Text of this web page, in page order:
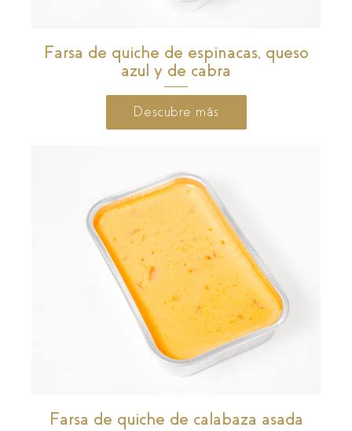
Farsa de quiche de espinacas, queso
azul y de cabra
Descubre más
Farsa de quiche de calabaza asada